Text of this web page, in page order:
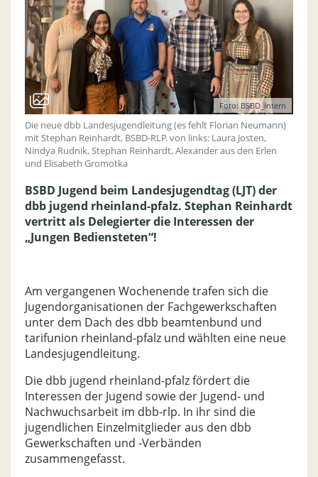
Foto: BSBD_intern
Die neue dbb Landesjugendleitung (es fehlt Florian Neumann)
mit Stephan Reinhardt, BSBD-RLP. von links: Laura Josten,
Nindya Rudnik, Stephan Reinhardt, Alexander aus den Erlen
und Elisabeth Gromotka
BSBD Jugend beim Landesjugendtag (LJT) der
dbb jugend rheinland-pfalz. Stephan Reinhardt
vertritt als Delegierter die Interessen der
„Jungen Bediensteten“!
Am vergangenen Wochenende trafen sich die
Jugendorganisationen der Fachgewerkschaften
unter dem Dach des dbb beamtenbund und
tarifunion rheinland-pfalz und wählten eine neue
Landesjugendleitung.
Die dbb jugend rheinland-pfalz fördert die
Interessen der Jugend sowie der Jugend- und
Nachwuchsarbeit im dbb-rlp. In ihr sind die
jugendlichen Einzelmitglieder aus den dbb
Gewerkschaften und -Verbänden
zusammengefasst.